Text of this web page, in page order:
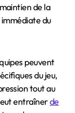
de la
du
peuvent
du jeu,
tout au
entraînerde